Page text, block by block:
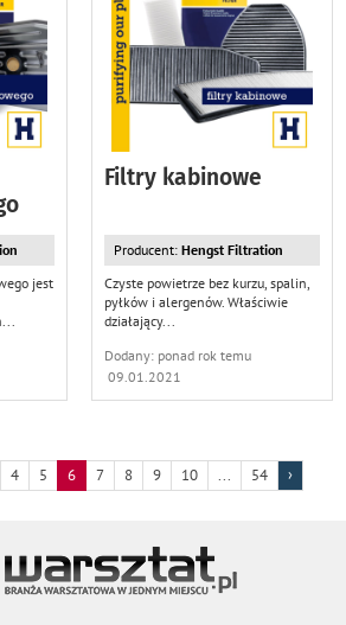
jest
...
Filtry kabinowe
Producent: Hengst Filtration
Czyste powietrze bez kurzu, spalin,
pyłków i alergenów. Właściwie
działający...
Dodany: ponad rok temu
09.01.2021
4 5 6 7 8 9 10 ... 54 ›